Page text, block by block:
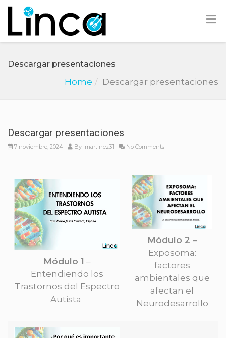
Descargar presentaciones
Home Descargar presentaciones
Descargar presentaciones
7 noviembre, 2024 By lmartinez31 No Comments
Módulo 1 –
Entendiendo los
Trastornos del Espectro
Autista
Módulo 2 –
Exposoma:
factores
ambientales que
afectan el
Neurodesarrollo